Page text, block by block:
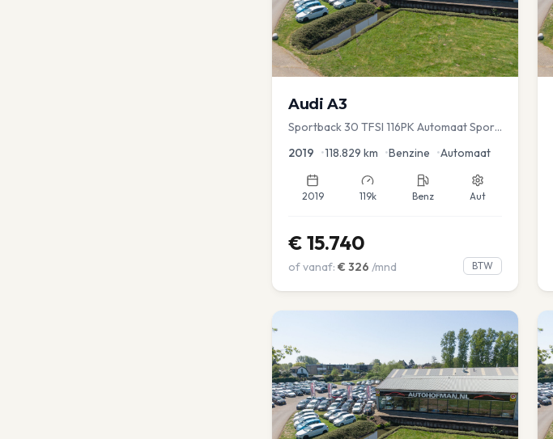
Audi A3
Sportback 30 TFSI 116PK Automaat Sport
2019 •118.829 km •Benzine •Automaat
2019 119k Benz Aut
€ 15.740
of vanaf: € 326 /mnd BTW